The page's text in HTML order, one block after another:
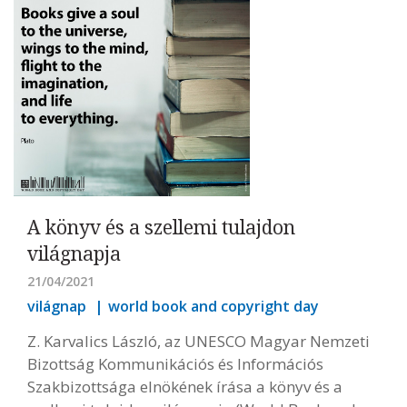
A könyv és a szellemi tulajdon
világnapja
21/04/2021
világnap world book and copyright day
Z. Karvalics László, az UNESCO Magyar Nemzeti
Bizottság Kommunikációs és Információs
Szakbizottsága elnökének írása a könyv és a